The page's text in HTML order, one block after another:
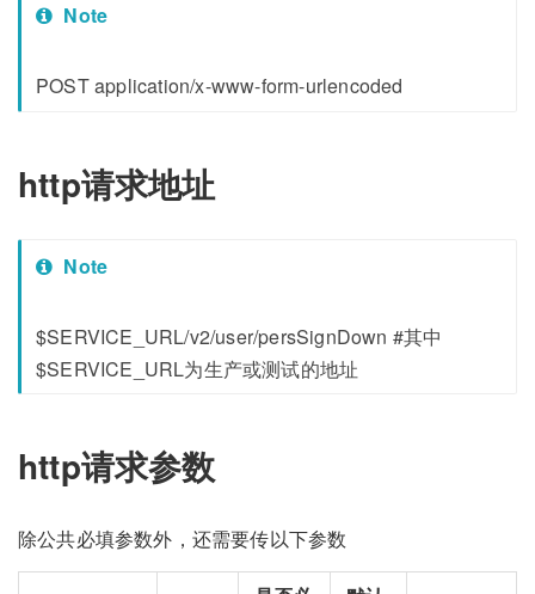
Note
POST application/x-www-form-urlencoded
http请求地址
Note
$SERVICE_URL/v2/user/persSignDown #其中
$SERVICE_URL为生产或测试的地址
http请求参数
除公共必填参数外，还需要传以下参数